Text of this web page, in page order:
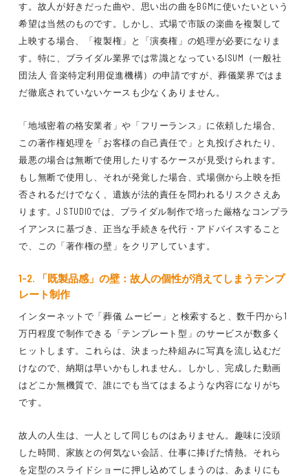
す。故人が好きだった曲や、思い出の曲をBGMに使いたいという
希望は当然のものです。しかし、式場で市販の楽曲を複製して
上映する場合、「複製権」と「演奏権」の処理が必要になりま
す。特に、ブライダル業界では常識となっているISUM（一般社
団法人 音楽特定利用促進機構）の申請ですが、葬儀業界ではま
だ徹底されていないケースも少なくありません。
「地域密着の格安業者」や「フリーランス」に依頼した場合、
この著作権処理を「お客様の自己責任で」と丸投げされたり、
最悪の場合は無断で使用したりするケースが見受けられます。
もし無断で使用し、それが発覚した場合、式場側から上映を拒
否されるだけでなく、遺族が法的責任を問われるリスクさえあ
ります。J STUDIOでは、ブライダル制作で培った厳格なコンプラ
イアンスに基づき、正当な手続きを代行・アドバイスすること
で、この「著作権の壁」をクリアしています。
1-2. 「既製品感」の壁：故人の個性が消えてしまうテンプ
レート制作
インターネットで「葬儀 ムービー」と検索すると、数千円から1
万円程度で制作できる「テンプレート型」のサービスが数多く
ヒットします。これらは、決まった枠組みに写真を流し込むだ
けなので、納期は早いかもしれません。しかし、完成した動画
はどこか無機質で、誰にでも当てはまるような内容になりがち
です。
故人の人生は、一人として同じものはありません。趣味に没頭
した時間、家族との何気ない会話、仕事に捧げた情熱。それら
を定型のスライドショーに押し込めてしまうのは、あまりにも